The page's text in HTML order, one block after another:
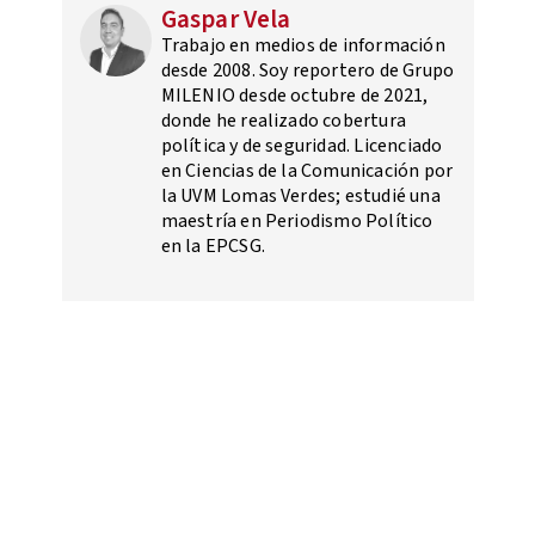
Gaspar Vela
Trabajo en medios de información
desde 2008. Soy reportero de Grupo
MILENIO desde octubre de 2021,
donde he realizado cobertura
política y de seguridad. Licenciado
en Ciencias de la Comunicación por
la UVM Lomas Verdes; estudié una
maestría en Periodismo Político
en la EPCSG.